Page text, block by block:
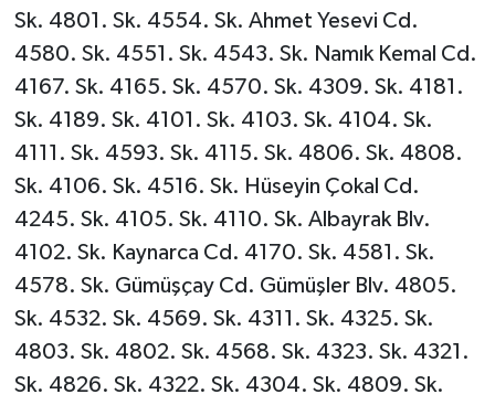
Sk. 4801. Sk. 4554. Sk. Ahmet Yesevi Cd.
4580. Sk. 4551. Sk. 4543. Sk. Namık Kemal Cd.
4167. Sk. 4165. Sk. 4570. Sk. 4309. Sk. 4181.
Sk. 4189. Sk. 4101. Sk. 4103. Sk. 4104. Sk.
4111. Sk. 4593. Sk. 4115. Sk. 4806. Sk. 4808.
Sk. 4106. Sk. 4516. Sk. Hüseyin Çokal Cd.
4245. Sk. 4105. Sk. 4110. Sk. Albayrak Blv.
4102. Sk. Kaynarca Cd. 4170. Sk. 4581. Sk.
4578. Sk. Gümüşçay Cd. Gümüşler Blv. 4805.
Sk. 4532. Sk. 4569. Sk. 4311. Sk. 4325. Sk.
4803. Sk. 4802. Sk. 4568. Sk. 4323. Sk. 4321.
Sk. 4826. Sk. 4322. Sk. 4304. Sk. 4809. Sk.